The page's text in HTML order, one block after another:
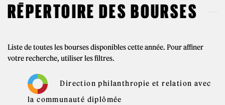
RÉPERTOIRE DES BOURSES
Liste de toutes les bourses disponibles cette année. Pour affiner
votre recherche, utiliser les filtres.
Direction philanthropie et relation avec
la communauté diplômée